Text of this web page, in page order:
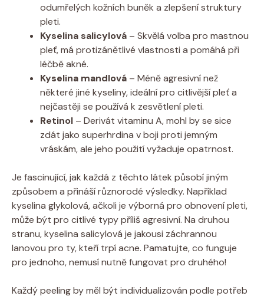
odumřelých kožních buněk a zlepšení struktury
pleti.
Kyselina salicylová – Skvělá volba pro mastnou
pleť, má protizánětlivé vlastnosti a pomáhá při
léčbě akné.
Kyselina mandlová – Méně agresivní než
některé jiné kyseliny, ideální pro citlivější pleť a
nejčastěji se používá k zesvětlení pleti.
Retinol – Derivát vitaminu A, mohl by se sice
zdát jako superhrdina v boji proti jemným
vráskám, ale jeho použití vyžaduje opatrnost.
Je fascinující, jak každá z těchto látek působí jiným
způsobem a přináší různorodé výsledky. Například
kyselina glykolová, ačkoli je výborná pro obnovení pleti,
může být pro citlivé typy příliš agresivní. Na druhou
stranu, kyselina salicylová je jakousi záchrannou
lanovou pro ty, kteří trpí acne. Pamatujte, co funguje
pro jednoho, nemusí nutně fungovat pro druhého!
Každý peeling by měl být individualizován podle potřeb